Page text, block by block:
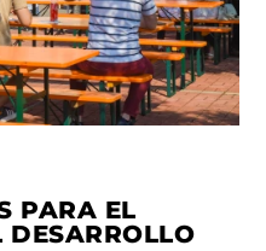
PARA EL
DESARROLLO